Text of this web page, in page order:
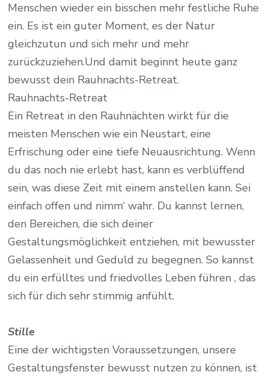
Menschen wieder ein bisschen mehr festliche Ruhe
ein. Es ist ein guter Moment, es der Natur
gleichzutun und sich mehr und mehr
zurückzuziehen.Und damit beginnt heute ganz
bewusst dein Rauhnachts-Retreat.
Rauhnachts-Retreat
Ein Retreat in den Rauhnächten wirkt für die
meisten Menschen wie ein Neustart, eine
Erfrischung oder eine tiefe Neuausrichtung. Wenn
du das noch nie erlebt hast, kann es verblüffend
sein, was diese Zeit mit einem anstellen kann. Sei
einfach offen und nimm‘ wahr. Du kannst lernen,
den Bereichen, die sich deiner
Gestaltungsmöglichkeit entziehen, mit bewusster
Gelassenheit und Geduld zu begegnen. So kannst
du ein erfülltes und friedvolles Leben führen , das
sich für dich sehr stimmig anfühlt.
Stille
Eine der wichtigsten Voraussetzungen, unsere
Gestaltungsfenster bewusst nutzen zu können, ist